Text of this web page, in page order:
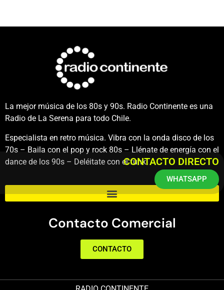
La mejor música de los 80s y 90s. Radio Continente es una
Radio de La Serena para todo Chile.
Especialista en retro música. Vibra con la onda disco de los
70s – Baila con el pop y rock 80s – Llénate de energía con el
dance de los 90s – Deléitate con el funk.
Contacto Comercial
CONTACTO
CONTACTO DIRECTO
WHATSAPP